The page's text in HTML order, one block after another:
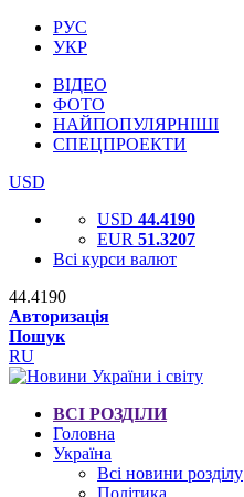
РУС
УКР
ВІДЕО
ФОТО
НАЙПОПУЛЯРНІШІ
СПЕЦПРОЕКТИ
USD
USD 44.4190
EUR 51.3207
Всі курси валют
44.4190
Авторизація
Пошук
RU
ВСІ РОЗДІЛИ
Головна
Україна
Всі новини розділу
Політика